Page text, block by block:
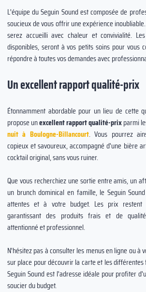
L'équipe du Seguin Sound est composée de
soucieux de vous offrir une expérience
serez accueilli avec chaleur et convivialité.
disponibles, seront à vos petits soins pour vous
répondre à toutes vos demandes avec
Un excellent rapport qualité-prix
Étonnamment abordable pour un lieu de cette
propose unexcellent rapport qualité-prixparmi
nuit à Boulogne-Billancourt. Vous pourrez
copieux et savoureux, accompagné d'une bière
cocktail original, sans vous ruiner.
Que vous recherchiez une sortie entre amis, un
un brunch dominical en famille, le Seguin
attentes et à votre budget. Les prix restent
garantissant des produits frais et de
attentionné et professionnel.
N'hésitez pas à consulter les menus en ligne ou à
sur place pour découvrir la carte et les
Seguin Sound est l'adresse idéale pour profiter
soucier du budget.